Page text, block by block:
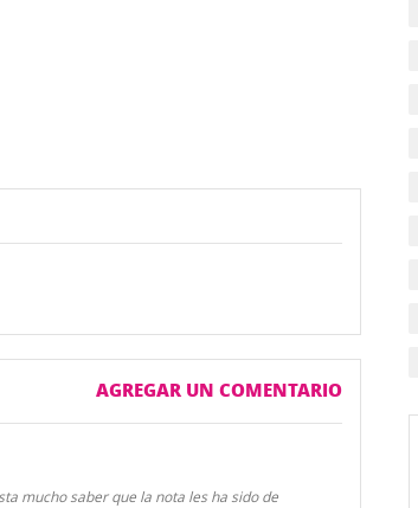
AGREGAR UN COMENTARIO
mucho saber que la nota les ha sido de